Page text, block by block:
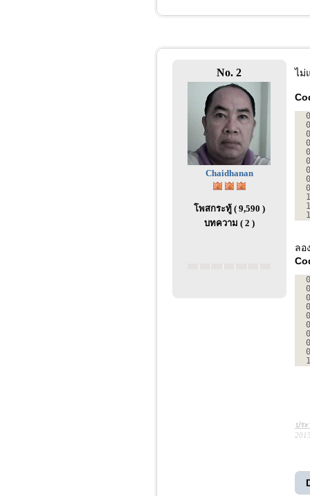
No. 2
Chaidhanan
โพสกระทู้ ( 9,590 )
บทความ ( 2 )
ไม่
ลอ
ปร